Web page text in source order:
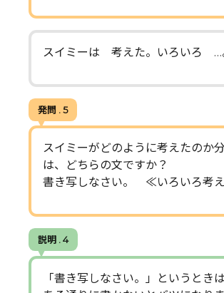
スイミーは 考えた。いろいろ …
発問 . 5
スイミーがどのように考えたのか
は、どちらの文ですか？
書き写しなさい。 ≪いろいろ考
説明 . 4
「書き写しなさい。」というとき